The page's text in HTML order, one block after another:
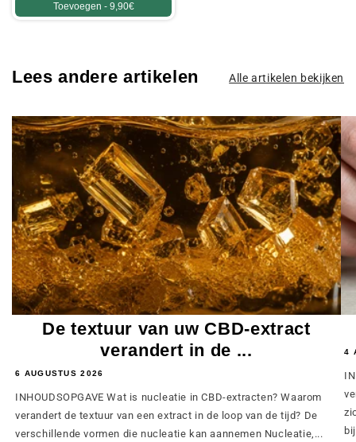
Toevoegen - 9,90€
Lees andere artikelen Alle artikelen bekijken
De textuur van uw CBD-extract
verandert in de ...
6 AUGUSTUS 2026
INHOUDSOPGAVE Wat is nucleatie in CBD-extracten? Waarom
verandert de textuur van een extract in de loop van de tijd? De
verschillende vormen die nucleatie kan aannemen Nucleatie,...
4